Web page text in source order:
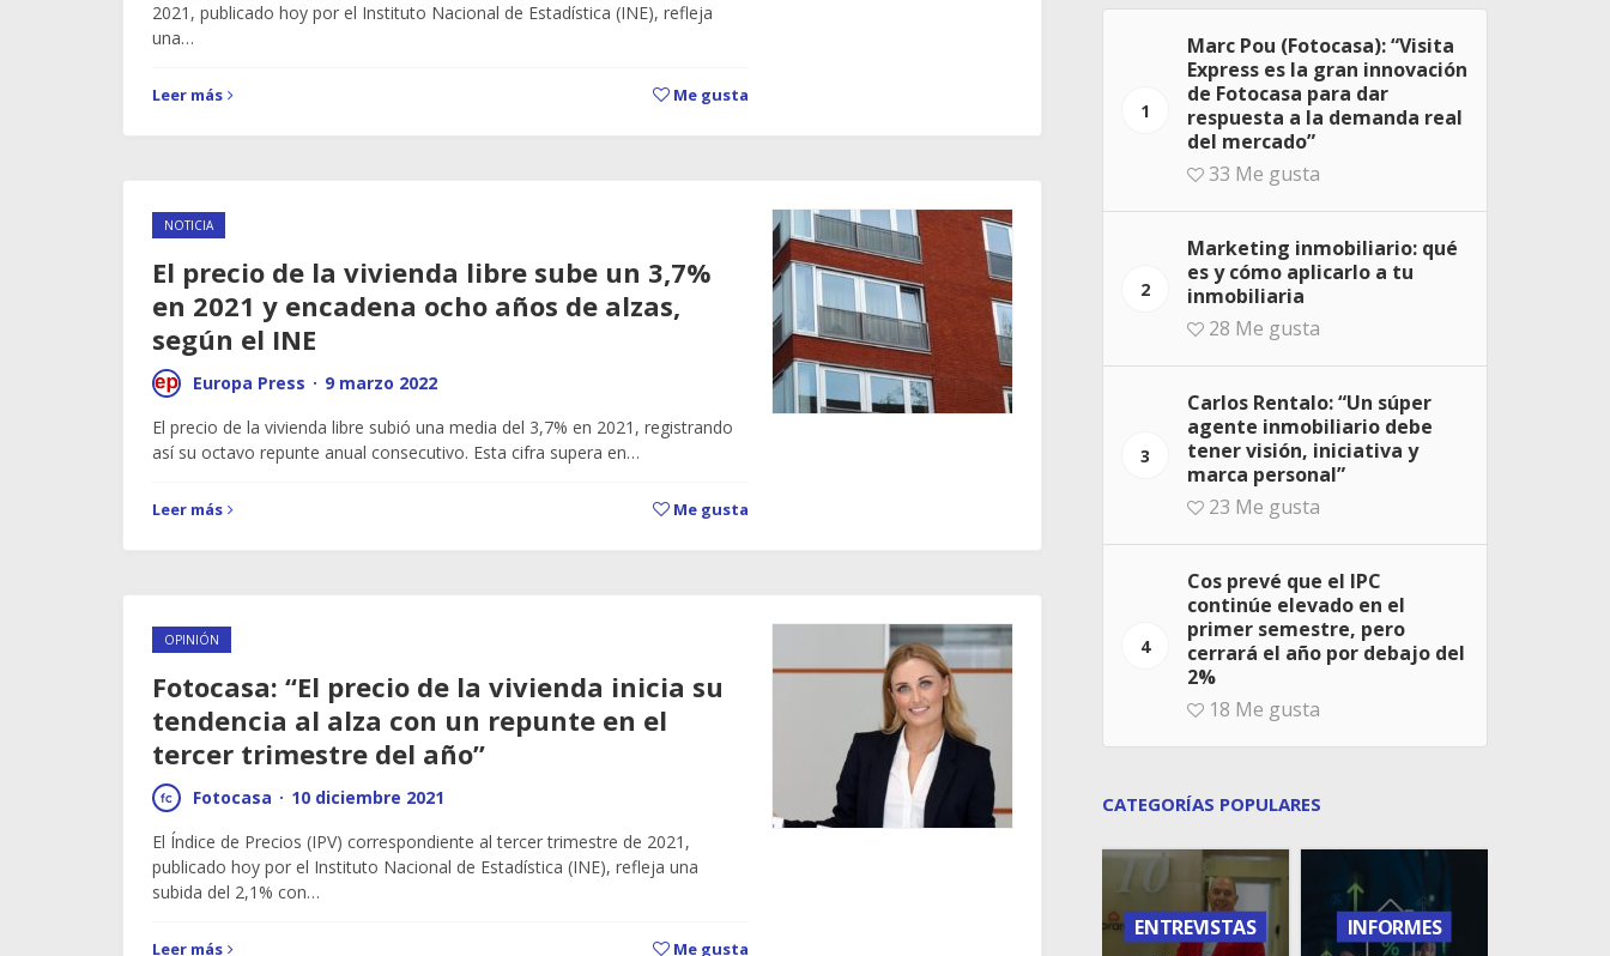
2021, publicado hoy por el Instituto Nacional de Estadística (INE), refleja
una…
Leer más Me gusta
NOTICIA
El precio de la vivienda libre sube un 3,7%
en 2021 y encadena ocho años de alzas,
según el INE
Europa Press · 9 marzo 2022
El precio de la vivienda libre subió una media del 3,7% en 2021, registrando
así su octavo repunte anual consecutivo. Esta cifra supera en…
Leer más Me gusta
OPINIÓN
Fotocasa: “El precio de la vivienda inicia su
tendencia al alza con un repunte en el
tercer trimestre del año”
Fotocasa · 10 diciembre 2021
El Índice de Precios (IPV) correspondiente al tercer trimestre de 2021,
publicado hoy por el Instituto Nacional de Estadística (INE), refleja una
subida del 2,1% con…
Leer más Me gusta
1
Marc Pou (Fotocasa): “Visita
Express es la gran innovación
de Fotocasa para dar
respuesta a la demanda real
del mercado”
33 Me gusta
2
Marketing inmobiliario: qué
es y cómo aplicarlo a tu
inmobiliaria
28 Me gusta
3
Carlos Rentalo: “Un súper
agente inmobiliario debe
tener visión, iniciativa y
marca personal”
23 Me gusta
4
Cos prevé que el IPC
continúe elevado en el
primer semestre, pero
cerrará el año por debajo del
2%
18 Me gusta
CATEGORÍAS POPULARES
ENTREVISTAS INFORMES